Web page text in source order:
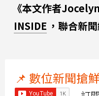
《本文作者
INSIDE ，聯合新
📌 數位新聞搶